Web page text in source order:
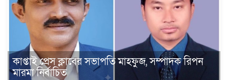
কাপ্তাই প্রেস ক্লাবের সভাপতি মাহফুজ, সম্পাদক রিপন
মারমা নির্বাচিত